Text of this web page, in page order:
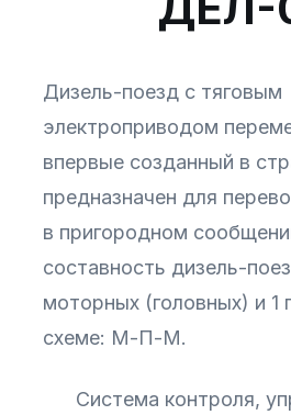
Дизель-поезд с тяговым
электроприводом
впервые созданный в
предназначен для
в пригородном
составность дизель-
моторных (головных) и 1
схеме: М-П-М.
Система контроля,